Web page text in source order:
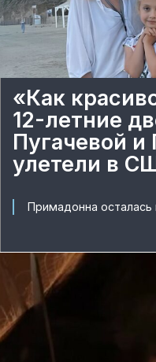
«Как
12-летние
Пугачевой и
улетели в
Примадонна осталась